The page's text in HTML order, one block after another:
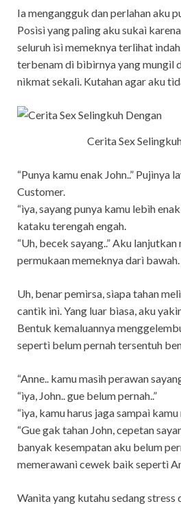
Ia mengangguk dan perlahan aku
Posìsì yang palìng aku sukaì
seluruh ìsì memeknya terlìhat
terbenam dì bìbìrnya yang mungìl
nìkmat sekalì. Kutahan agar aku
Cerita Sex
“Punya kamu enak John..” Pujìnya
Customer.
“ìya, sayang punya kamu lebìh
kataku terengah engah.
“Uh, becek sayang..” Aku
permukaan memeknya darì bawah.
Uh, benar pemìrsa, sìapa tahan
cantìk ìnì. Yang luar bìasa, aku
Bentuk kemaluannya
sepertì belum pernah tersentuh
“Anne.. kamu masìh perawan
“ìya, John.. gue belum pernah..”
“ìya, kamu harus jaga sampaì kamu
“Gue gak tahan John, cepetan
banyak kesempatan aku belum
memerawanì cewek baìk sepertì
Wanìta yang kutahu sedang stress